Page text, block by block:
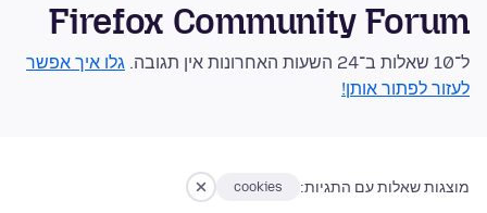
Firefox Community Forum
ל־10 שאלות ב־24 השעות האחרונות אין תגובה.
גלו איך אפשר
לעזור לפתור אותן!
מוצגות שאלות עם התגיות: cookies